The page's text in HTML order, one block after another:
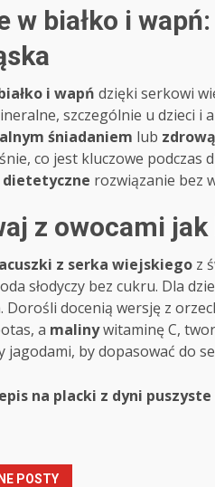
w białko i
i wapń dzięki serkowi
szczególnie u dzieci i
śniadaniem lub
co jest kluczowe
dietetyczne rozwiązanie bez
z owocami
z serka wiejskiego z
słodyczy bez cukru. Dla
Dorośli docenią wersję z
a malinywitaminę C,
jagodami, by dopasować do
na placki z dyni
POSTY